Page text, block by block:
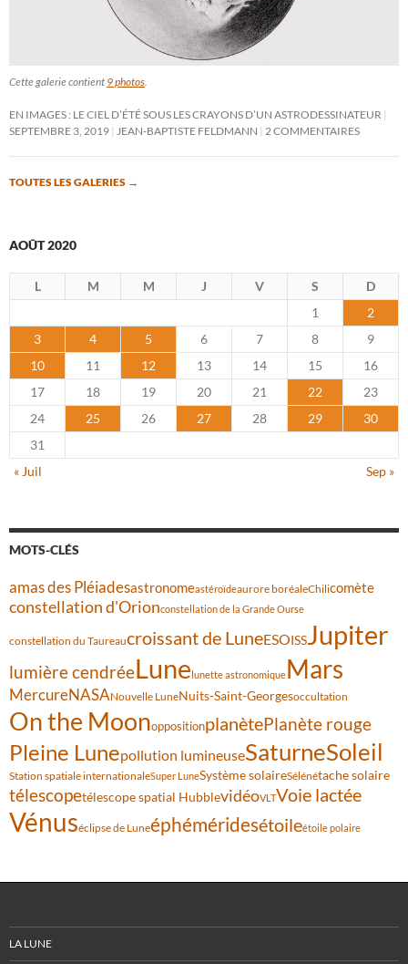
Cette galerie contient 9 photos.
EN IMAGES : LE CIEL D’ÉTÉ SOUS LES CRAYONS D’UN ASTRODESSINATEUR
SEPTEMBRE 3, 2019 JEAN-BAPTISTE FELDMANN 2 COMMENTAIRES
TOUTES LES GALERIES →
AOÛT 2020
L M M J V S
D
1
2
3
4 5 6 7 8
9
10
11 12 13 14 15
16
17
18 19 20 21 22
23
24
25 26 27 28 29
30
31
« Juil
Sep »
MOTS-CLÉS
amas des Pléiadesastronomeastéroïdeaurore boréaleChilicomète
constellation d'Orionconstellation de la Grande Ourse
constellation du Taureaucroissant de LuneESOISSJupiter
lumière cendréeLune lunette astronomiqueMars
MercureNASANouvelle LuneNuits-Saint-Georgesoccultation
On the MoonoppositionplanètePlanète rouge
Pleine Lunepollution lumineuseSaturneSoleil
Station spatiale internationaleSuper LuneSystème solaireSélénétache solaire
télescopetélescope spatial HubblevidéoVLTVoie lactée
Vénuséclipse de Luneéphéméridesétoileétoile polaire
LA LUNE